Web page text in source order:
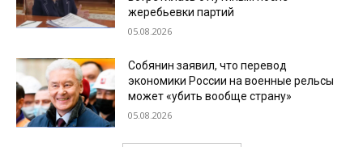
жеребьевки партий
05.08.2026
Собянин заявил, что перевод
экономики России на военные рельсы
может «убить вообще страну»
05.08.2026